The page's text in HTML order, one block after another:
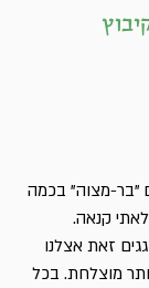
"בר-מצוה" בכמה
קנאה.
זאת אצלנו
מוצלחת. בכל